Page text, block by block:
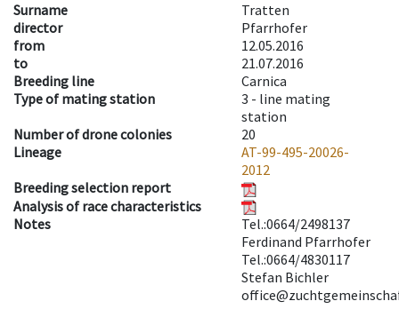
Surname
Tratten
director
Pfarrhofer
from
12.05.2016
to
21.07.2016
Breeding line
Carnica
Type of mating station
3 - line mating
station
Number of drone colonies
20
Lineage
AT-99-495-20026-
2012
Breeding selection report
Analysis of race characteristics
Notes
Tel.:0664/2498137
Ferdinand Pfarrhofer
Tel.:0664/4830117
Stefan Bichler